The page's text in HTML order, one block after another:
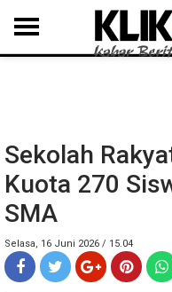
MEDAN LANGKAT
Sekolah
Kuota 270
SMA
Selasa, 16 Juni 2026 / 15.04